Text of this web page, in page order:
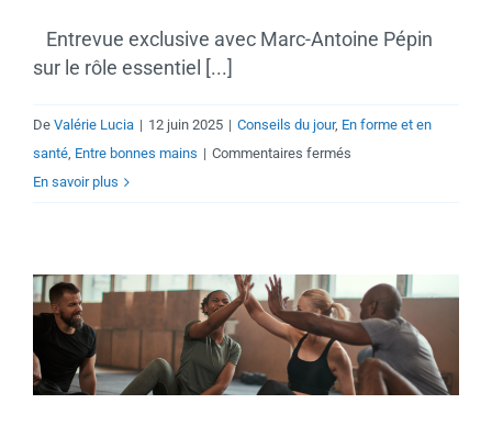
Entrevue exclusive avec Marc-Antoine Pépin
sur le rôle essentiel [...]
De Valérie Lucia | 12 juin 2025 | Conseils du jour, En forme et en
santé, Entre bonnes mains | Commentaires fermés
essentiel
des
kinésiologues
En savoir plus